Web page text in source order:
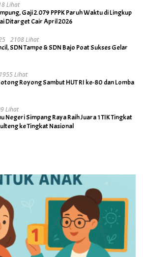
Lihat
Gaji 2.079 PPPK Paruh Waktu di Lingkup
Ditarget Cair April 2026
2108 Lihat
SDN Tampe & SDN Bajo Poat Sukses Gelar
1955 Lihat
Royong Sambut HUT RI ke-80 dan Lomba
Lihat
Negeri Simpang Raya Raih Juara 1 TIK Tingkat
ke Tingkat Nasional